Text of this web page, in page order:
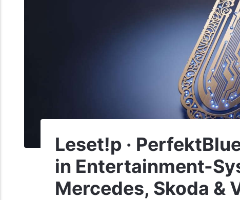
Leset!p ·
in Entertainment-
Mercedes, Skoda &